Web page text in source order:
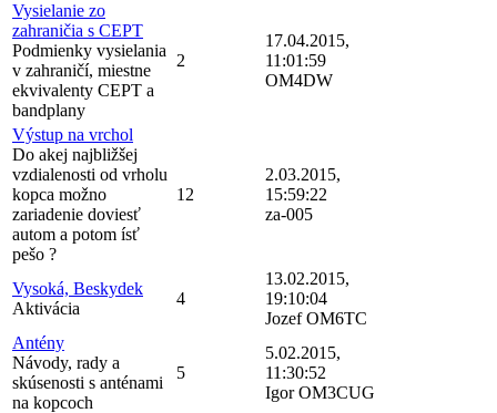
Vysielanie zo
zahraničia s CEPT
Podmienky vysielania
v zahraničí, miestne
ekvivalenty CEPT a
bandplany
2
17.04.2015,
11:01:59
OM4DW
Výstup na vrchol
Do akej najbližšej
vzdialenosti od vrholu
kopca možno
zariadenie doviesť
autom a potom ísť
pešo ?
12
2.03.2015,
15:59:22
za-005
Vysoká, Beskydek
Aktivácia
4
13.02.2015,
19:10:04
Jozef OM6TC
Antény
Návody, rady a
skúsenosti s anténami
na kopcoch
5
5.02.2015,
11:30:52
Igor OM3CUG